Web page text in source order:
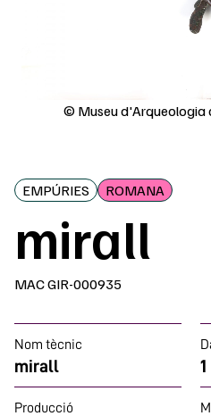
© Museu d'Arqueologia
EMPÚRIES ROMANA
mirall
MAC GIR-000935
Nom tècnic
mirall
Producció